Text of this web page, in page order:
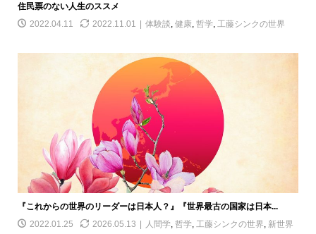
住民票のない人生のススメ
2022.04.11
2022.11.01 体験談 健康, 哲学, 工藤シンクの世界
『これからの世界のリーダーは日本人？』『世界最古の国家は日本...
2022.01.25
2026.05.13 人間学, 哲学, 工藤シンクの世界, 新世界